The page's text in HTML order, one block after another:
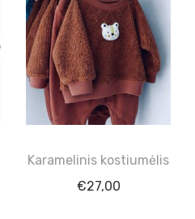
Karamelinis kostiumėlis
€27,00